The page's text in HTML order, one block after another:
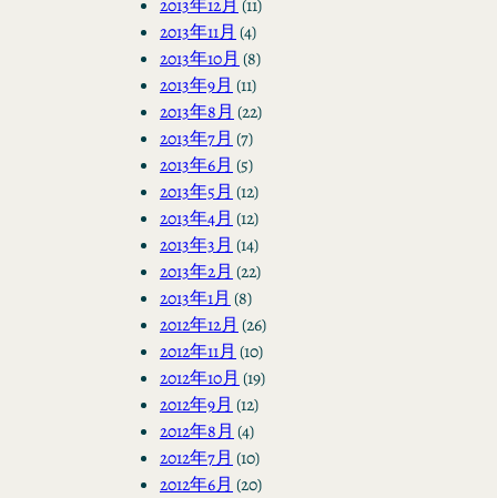
2013年12月 (11)
2013年11月 (4)
2013年10月 (8)
2013年9月 (11)
2013年8月 (22)
2013年7月 (7)
2013年6月 (5)
2013年5月 (12)
2013年4月 (12)
2013年3月 (14)
2013年2月 (22)
2013年1月 (8)
2012年12月 (26)
2012年11月 (10)
2012年10月 (19)
2012年9月 (12)
2012年8月 (4)
2012年7月 (10)
2012年6月 (20)